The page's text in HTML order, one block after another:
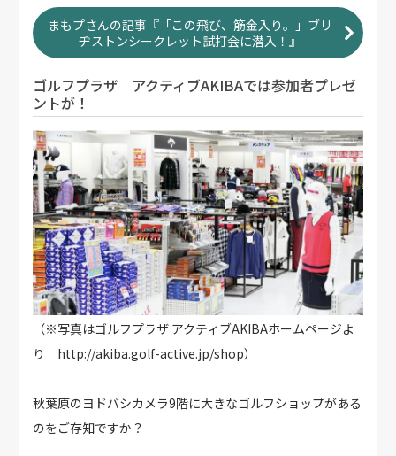
まもプさんの記事『「この飛び、筋金入り。」ブリ
ヂストンシークレット試打会に潜入！』
ゴルフプラザ アクティブAKIBAでは参加者プレゼ
ントが！
（※写真はゴルフプラザ アクティブAKIBAホームページよ
り http://akiba.golf-active.jp/shop）
秋葉原のヨドバシカメラ9階に大きなゴルフショップがある
のをご存知ですか？